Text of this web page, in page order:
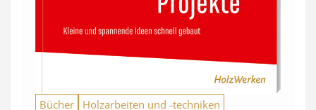
Bücher Holzarbeiten und -techniken